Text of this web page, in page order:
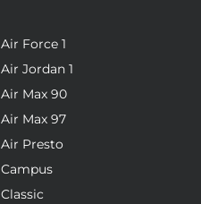
Air Force 1
Air Jordan 1
Air Max 90
Air Max 97
Air Presto
Campus
Classic